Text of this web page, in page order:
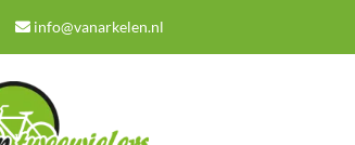
info@vanarkelen.nl